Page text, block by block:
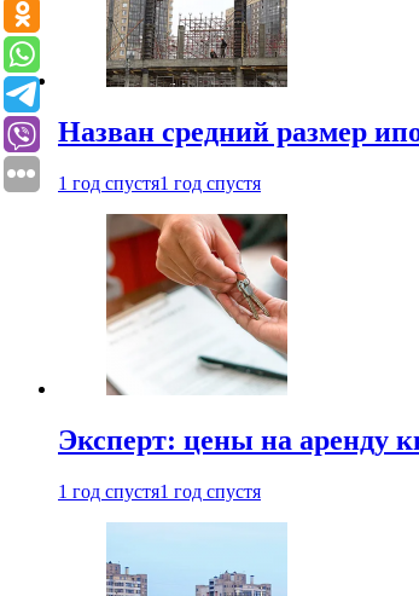
Назван средний размер
1 год спустя1 год спустя
Эксперт: цены на аренду
1 год спустя1 год спустя